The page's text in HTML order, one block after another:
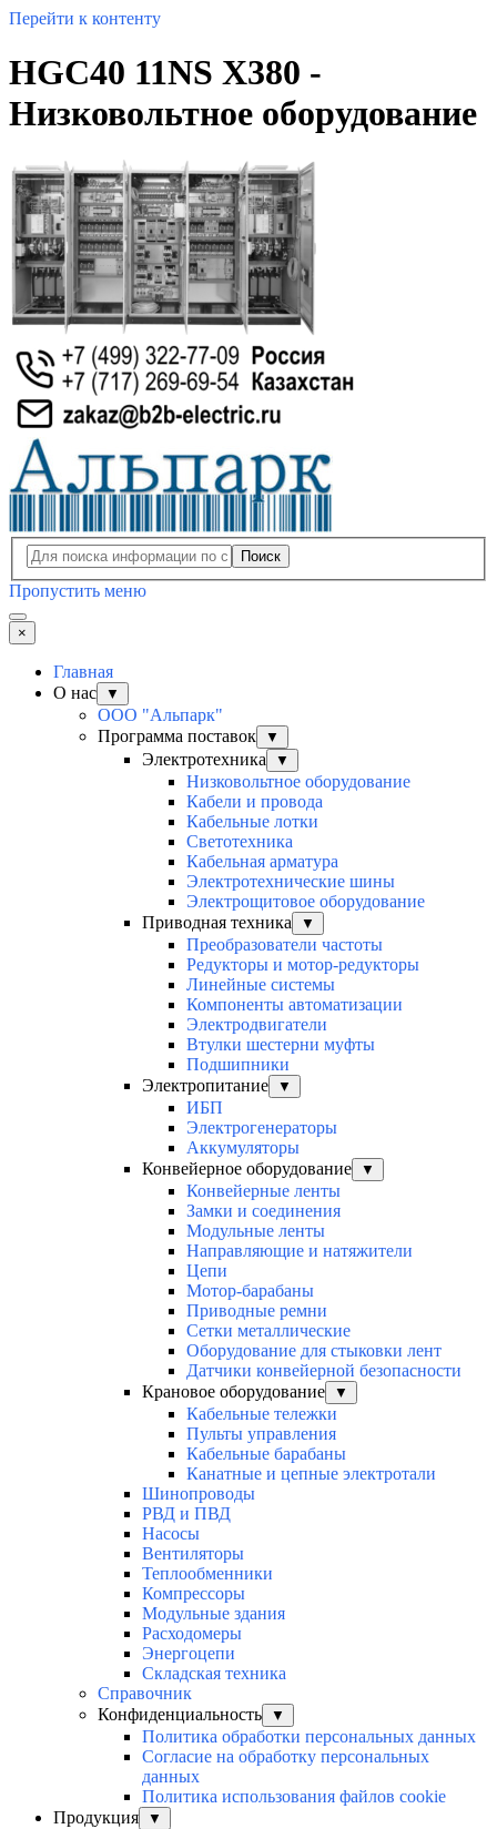
Перейти к контенту
HGC40 11NS X380 -
Низковольтное оборудование
Поиск
Пропустить меню
×
Главная
О нас
▼
ООО "Альпарк"
Программа поставок
▼
Электротехника ▼
Низковольтное оборудование
Кабели и провода
Кабельные лотки
Светотехника
Кабельная арматура
Электротехнические шины
Электрощитовое оборудование
Приводная техника
▼
Преобразователи частоты
Редукторы и мотор-редукторы
Линейные системы
Компоненты автоматизации
Электродвигатели
Втулки шестерни муфты
Подшипники
Электропитание
▼
ИБП
Электрогенераторы
Аккумуляторы
Конвейерное оборудование
▼
Конвейерные ленты
Замки и соединения
Модульные ленты
Направляющие и натяжители
Цепи
Мотор-барабаны
Приводные ремни
Сетки металлические
Оборудование для стыковки лент
Датчики конвейерной безопасности
Крановое оборудование
▼
Кабельные тележки
Пульты управления
Кабельные барабаны
Канатные и цепные электротали
Шинопроводы
РВД и ПВД
Насосы
Вентиляторы
Теплообменники
Компрессоры
Модульные здания
Расходомеры
Энергоцепи
Складская техника
Справочник
Конфиденциальность
▼
Политика обработки персональных данных
Согласие на обработку персональных
данных
Политика использования файлов cookie
Продукция
▼